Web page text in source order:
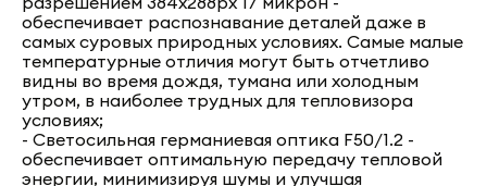
обеспечивает распознавание деталей даже в
самых суровых природных условиях. Самые малые
температурные отличия могут быть отчетливо
видны во время дождя, тумана или холодным
утром, в наиболее трудных для тепловизора
условиях;
- Светосильная германиевая оптика F50/1.2 -
обеспечивает оптимальную передачу тепловой
энергии, минимизируя шумы и улучшая